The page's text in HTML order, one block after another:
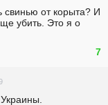
свинью от корыта? И
убить. Это я о
7